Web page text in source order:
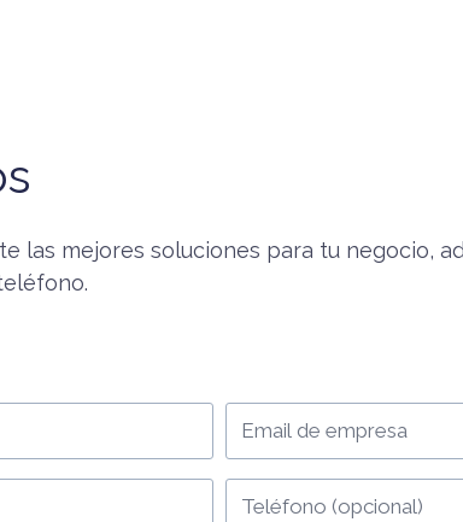
las mejores soluciones para tu negocio,